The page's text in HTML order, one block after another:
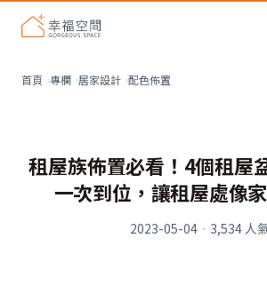
首頁 專欄 居家設計 配色佈置
租屋族佈置必看！4個租屋
一次到位，讓租屋處像
2023-05-04· 3,534人